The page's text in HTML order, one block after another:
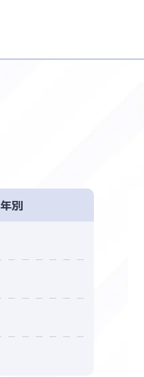
年別